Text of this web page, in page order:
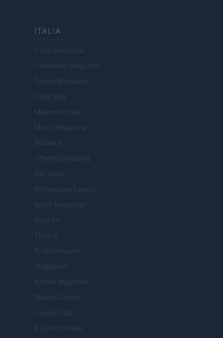
ITALIA
Casa Magazine
Cineverse Magazine
Donne Magazine
Food Blog
Milano Notizie
Motor Magazine
Notizie.it
Offerte Shopping
Pet Story
Professione Lavoro
Sport Magazine
Style24
Think.it
Tuobenessere
Viaggiamo
Nonne Magazine
Milano Cortina
Luxury Club
Il Calcio Online